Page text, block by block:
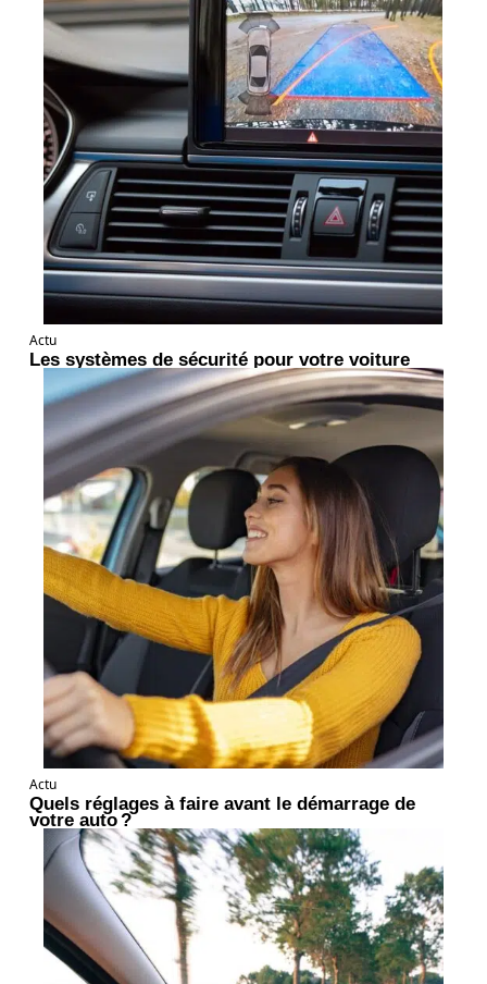
Actu
Les systèmes de sécurité pour votre voiture
Actu
Quels réglages à faire avant le démarrage de
votre auto ?